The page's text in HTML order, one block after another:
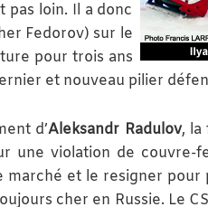
pas loin. Il a donc
Fedorov) sur le
pour trois ans
et nouveau pilier
d’Aleksandr Radulov, la
une violation de couvre-
et le resigner pour
cher en Russie. Le